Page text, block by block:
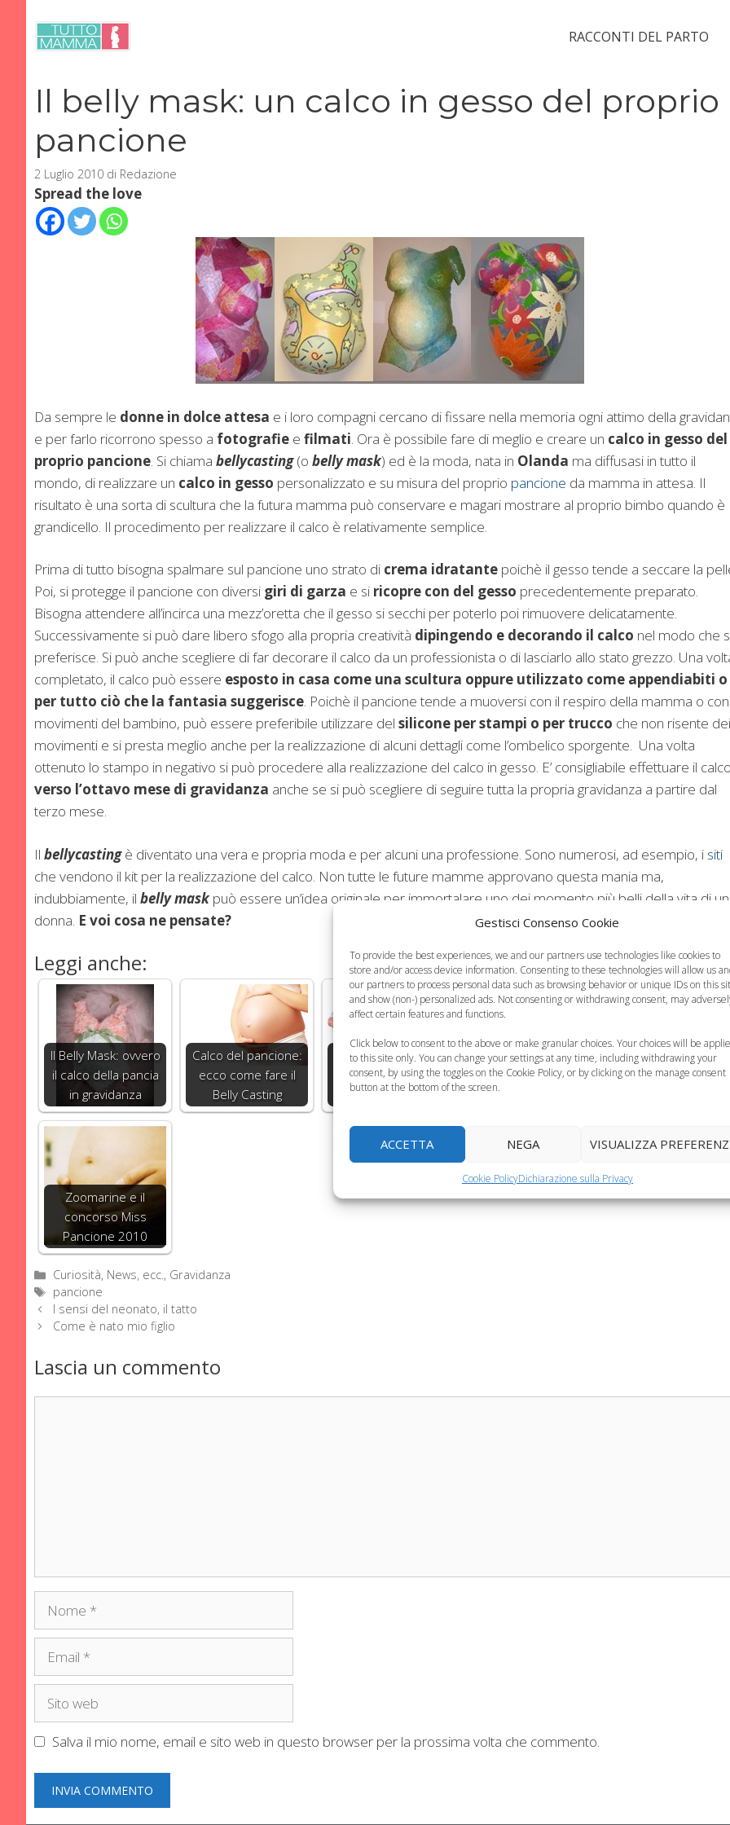
Gestisci Consenso Cookie
To provide the best experiences, we and our partners use technologies like cookies to
store and/or access device information. Consenting to these technologies will allow us
our partners to process personal data such as browsing behavior or unique IDs on this
and show (non-) personalized ads. Not consenting or withdrawing consent, may
affect certain features and functions.
Click below to consent to the above or make granular choices. Your choices will be
to this site only. You can change your settings at any time, including withdrawing your
consent, by using the toggles on the Cookie Policy, or by clicking on the manage consent
button at the bottom of the screen.
ACCETTA NEGA VISUALIZZA
Cookie PolicyDichiarazione sulla Privacy
contenuto
RACCONTI DEL PARTO
Il belly mask: un calco in gesso del proprio
pancione
2 Luglio 2010 di Redazione
Spread the love
Da sempre le donne in dolce attesa e i loro compagni cercano di fissare nella memoria ogni attimo della
e per farlo ricorrono spesso a fotografie e filmati. Ora è possibile fare di meglio e creare un calco in gesso del
proprio pancione. Si chiama bellycasting(o belly mask) ed è la moda, nata in Olanda ma diffusasi in tutto il
mondo, di realizzare un calco in gesso personalizzato e su misura del proprio pancione da mamma in attesa. Il
risultato è una sorta di scultura che la futura mamma può conservare e magari mostrare al proprio bimbo quando è
grandicello. Il procedimento per realizzare il calco è relativamente semplice.
Prima di tutto bisogna spalmare sul pancione uno strato di crema idratante poichè il gesso tende a seccare la
Poi, si protegge il pancione con diversi giri di garza e si ricopre con del gesso precedentemente preparato.
Bisogna attendere all’incirca una mezz’oretta che il gesso si secchi per poterlo poi rimuovere delicatamente.
Successivamente si può dare libero sfogo alla propria creatività dipingendo e decorando il calco nel modo che
preferisce. Si può anche scegliere di far decorare il calco da un professionista o di lasciarlo allo stato grezzo. Una
completato, il calco può essere esposto in casa come una scultura oppure utilizzato come appendiabiti o
per tutto ciò che la fantasia suggerisce. Poichè il pancione tende a muoversi con il respiro della mamma o
movimenti del bambino, può essere preferibile utilizzare del silicone per stampi o per trucco che non risente dei
movimenti e si presta meglio anche per la realizzazione di alcuni dettagli come l’ombelico sporgente. Una volta
ottenuto lo stampo in negativo si può procedere alla realizzazione del calco in gesso. E’ consigliabile effettuare il
verso l’ottavo mese di gravidanza anche se si può scegliere di seguire tutta la propria gravidanza a partire dal
terzo mese.
Il bellycastingè diventato una vera e propria moda e per alcuni una professione. Sono numerosi, ad esempio, i siti
che vendono il kit per la realizzazione del calco. Non tutte le future mamme approvano questa mania ma,
indubbiamente, il belly maskpuò essere un’idea originale per immortalare uno dei momento più belli della vita di
donna. E voi cosa ne pensate?
Leggi anche:
Il Belly Mask: ovvero
il calco della pancia
in gravidanza
Calco del pancione:
ecco come fare il
Belly Casting
Realizzare una
statua del proprio
feto. E' questa la…
"Davanti al pancione
della mamma", il libro
I nuovi corsi
preparto tra musica
Zoomarine e il
concorso Miss
Pancione 2010
Categorie
Curiosità, News, ecc., Gravidanza
Tag
pancione
I sensi del neonato, il tatto
Come è nato mio figlio
Lascia un commento
Nome
Email
Sito
Salva il mio nome, email e sito web in questo browser per la prossima volta che commento.